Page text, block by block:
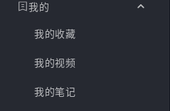
我的
我的收藏
我的视频
我的笔记